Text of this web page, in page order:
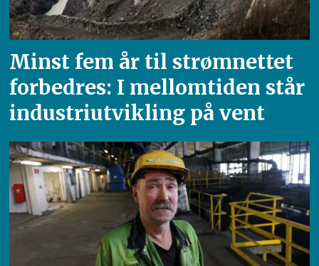
Minst fem år til strømnettet
forbedres: I mellomtiden står
industriutvikling på vent